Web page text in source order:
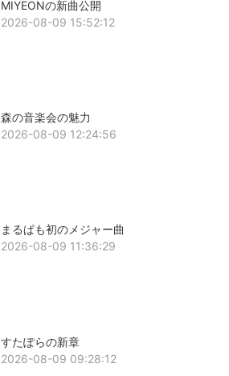
MIYEONの新曲公開
2026-08-09 15:52:12
森の音楽会の魅力
2026-08-09 12:24:56
まるぱも初のメジャー曲
2026-08-09 11:36:29
すたぽらの新章
2026-08-09 09:28:12